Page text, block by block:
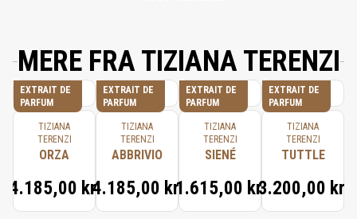
MERE FRA TIZIANA TERENZI
EXTRAIT DE
PARFUM
TIZIANA
TERENZI
ORZA
4.185,00 kr.
EXTRAIT DE
PARFUM
TIZIANA
TERENZI
ABBRIVIO
4.185,00 kr.
EXTRAIT DE
PARFUM
TIZIANA
TERENZI
SIENÉ
1.615,00 kr.
EXTRAIT DE
PARFUM
TIZIANA
TERENZI
TUTTLE
3.200,00 kr.